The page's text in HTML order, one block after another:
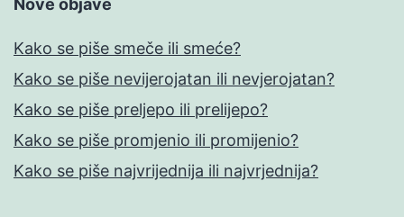
Nove objave
Kako se piše smeče ili smeće?
Kako se piše nevijerojatan ili nevjerojatan?
Kako se piše preljepo ili prelijepo?
Kako se piše promjenio ili promijenio?
Kako se piše najvrijednija ili najvrjednija?